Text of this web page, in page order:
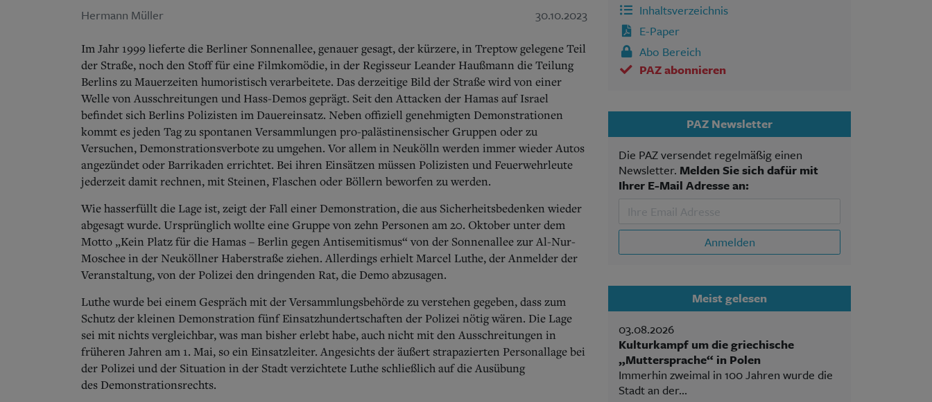
Archiv
Pommern
Berlin-Brandenburg
Schlesien
Danzig und Westpreußen
Bücher
Hermann Müller 30.10.2023
Im Jahr 1999 lieferte die Berliner Sonnenallee, genauer gesagt, der kürzere, in Treptow gelegene Teil
der Straße, noch den Stoff für eine Filmkomödie, in der Regisseur Leander Haußmann die Teilung
Berlins zu Mauerzeiten humoristisch verarbeitete. Das derzeitige Bild der Straße wird von einer
Welle von Ausschreitungen und Hass-Demos geprägt. Seit den Attacken der Hamas auf Israel
befindet sich Berlins Polizisten im Dauereinsatz. Neben offiziell genehmigten Demonstrationen
kommt es jeden Tag zu spontanen Versammlungen pro-palästinensischer Gruppen oder zu
Versuchen, Demonstrationsverbote zu umgehen. Vor allem in Neukölln werden immer wieder Autos
angezündet oder Barrikaden errichtet. Bei ihren Einsätzen müssen Polizisten und Feuerwehrleute
jederzeit damit rechnen, mit Steinen, Flaschen oder Böllern beworfen zu werden.
Wie hasserfüllt die Lage ist, zeigt der Fall einer Demonstration, die aus Sicherheitsbedenken wieder
abgesagt wurde. Ursprünglich wollte eine Gruppe von zehn Personen am 20. Oktober unter dem
Motto „Kein Platz für die Hamas – Berlin gegen Antisemitismus“ von der Sonnenallee zur Al-Nur-
Moschee in der Neuköllner Haberstraße ziehen. Allerdings erhielt Marcel Luthe, der Anmelder der
Veranstaltung, von der Polizei den dringenden Rat, die Demo abzusagen.
Luthe wurde bei einem Gespräch mit der Versammlungsbehörde zu verstehen gegeben, dass zum
Schutz der kleinen Demonstration fünf Einsatzhundertschaften der Polizei nötig wären. Die Lage
sei mit nichts vergleichbar, was man bisher erlebt habe, auch nicht mit den Ausschreitungen in
früheren Jahren am 1. Mai, so ein Einsatzleiter. Angesichts der äußert strapazierten Personallage bei
der Polizei und der Situation in der Stadt verzichtete Luthe schließlich auf die Ausübung
des Demonstrationsrechts.
Inhaltsverzeichnis
E-Paper
Abo Bereich
PAZ abonnieren
PAZ Newsletter
Die PAZ versendet regelmäßig einen
Newsletter. Melden Sie sich dafür mit
Ihrer E-Mail Adresse an:
Anmelden
Meist gelesen
03.08.2026
Kulturkampf um die griechische
„Muttersprache“ in Polen
Immerhin zweimal in 100 Jahren wurde die
Stadt an der...